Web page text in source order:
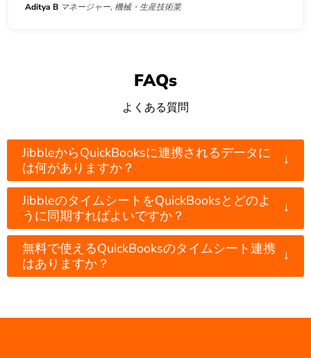
Aditya B マネージャー, 機械・生産技術業
FAQs
よくある質問
JibbleからQuickBooksに連携されるデータに
は何がありますか？
↓
JibbleのタイムシートをQuickBooksとどのよ
うに同期すればよいですか？
↓
無料で使えるQuickBooksのタイムシート連携
はありますか？
↓